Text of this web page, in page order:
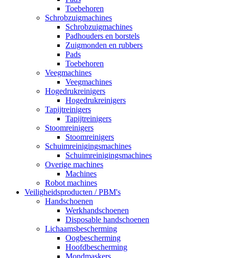
Toebehoren
Schrobzuigmachines
Schrobzuigmachines
Padhouders en borstels
Zuigmonden en rubbers
Pads
Toebehoren
Veegmachines
Veegmachines
Hogedrukreinigers
Hogedrukreinigers
Tapijtreinigers
Tapijtreinigers
Stoomreinigers
Stoomreinigers
Schuimreinigingsmachines
Schuimreinigingsmachines
Overige machines
Machines
Robot machines
Veiligheidsproducten / PBM's
Handschoenen
Werkhandschoenen
Disposable handschoenen
Lichaamsbescherming
Oogbescherming
Hoofdbescherming
Mondmaskers